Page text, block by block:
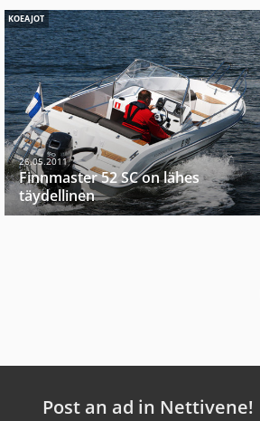
KOEAJOT
26.05.2011
Finnmaster 52 SC on lähes
täydellinen
Post an ad in Nettivene!